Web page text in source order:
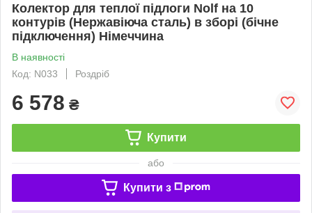
Колектор для теплої підлоги Nolf на 10
контурів (Нержавіюча сталь) в зборі (бічне
підключення) Німеччина
В наявності
Код: N033
Роздріб
6 578 ₴
Купити
або
Купити з